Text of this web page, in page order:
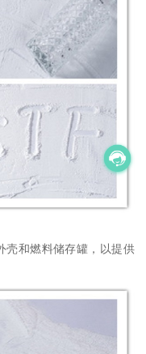
壳和燃料储存罐，以提供